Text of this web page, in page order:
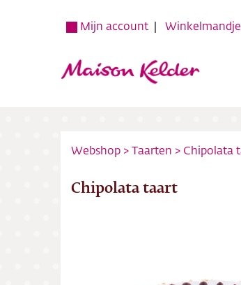
Mijn account Winkelmandje
Webshop >Taarten > Chipolata
Chipolata taart